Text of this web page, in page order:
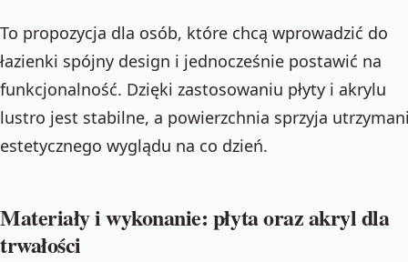
To propozycja dla osób, które chcą wprowadzić do
łazienki spójny design i jednocześnie postawić na
funkcjonalność. Dzięki zastosowaniu płyty i akrylu
lustro jest stabilne, a powierzchnia sprzyja
estetycznego wyglądu na co dzień.
Materiały i wykonanie: płyta oraz akryl dla
trwałości